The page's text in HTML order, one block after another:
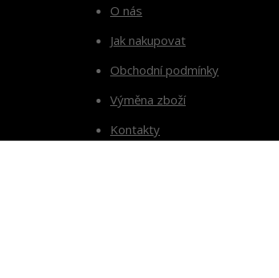
O nás
Jak nakupovat
Obchodní podmínky
Výměna zboží
Kontakty